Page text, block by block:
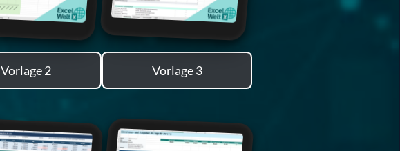
Vorlage 2 Vorlage 3